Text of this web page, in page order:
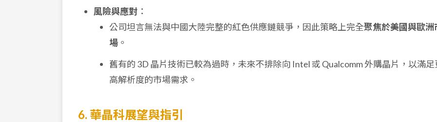
風險與應對 ：
公司坦言無法與中國大陸完整的紅色供應鏈競爭，因此策略上完全聚焦於美國與歐洲
場 。
舊有的 3D 晶片技術已較為過時，未來不排除向 Intel 或 Qualcomm 外購晶片，以滿足
高解析度的市場需求。
6. 華晶科展望與指引